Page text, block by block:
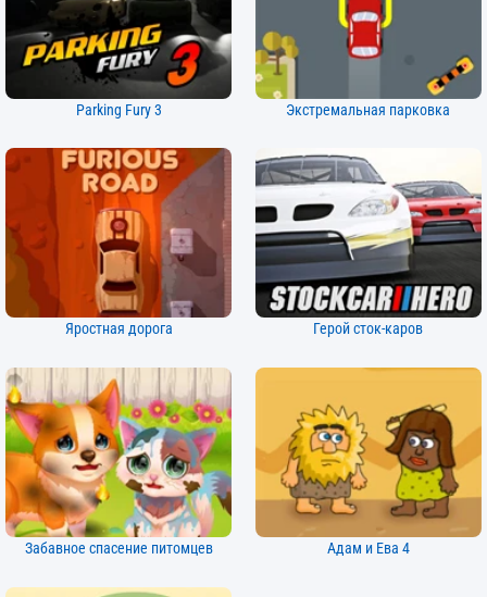
Parking Fury 3 Экстремальная парковка
Яростная дорога Герой сток-каров
Забавное спасение питомцев Адам и Ева 4